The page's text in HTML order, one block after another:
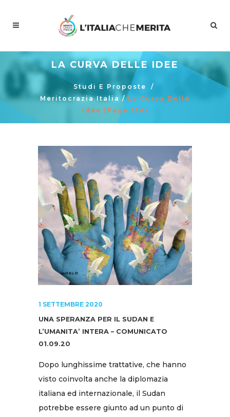
LA CURVA DELLE IDEE
Studi E Proposte
/
Meritocrazia Italia /La Curva Delle
Idee (Page 134)
1 SETTEMBRE 2020
UNA SPERANZA PER IL SUDAN E
L’UMANITA’ INTERA – COMUNICATO
01.09.20
Dopo lunghissime trattative, che hanno
visto coinvolta anche la diplomazia
italiana ed internazionale, il Sudan
potrebbe essere giunto ad un punto di